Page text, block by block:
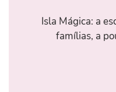
Isla Mágica: a
famílias, a